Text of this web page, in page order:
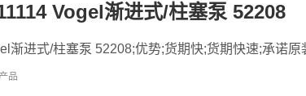
Vogel渐进式/柱塞泵 52208
渐进式/柱塞泵 52208;优势;货期快;货期快速;承诺原
品